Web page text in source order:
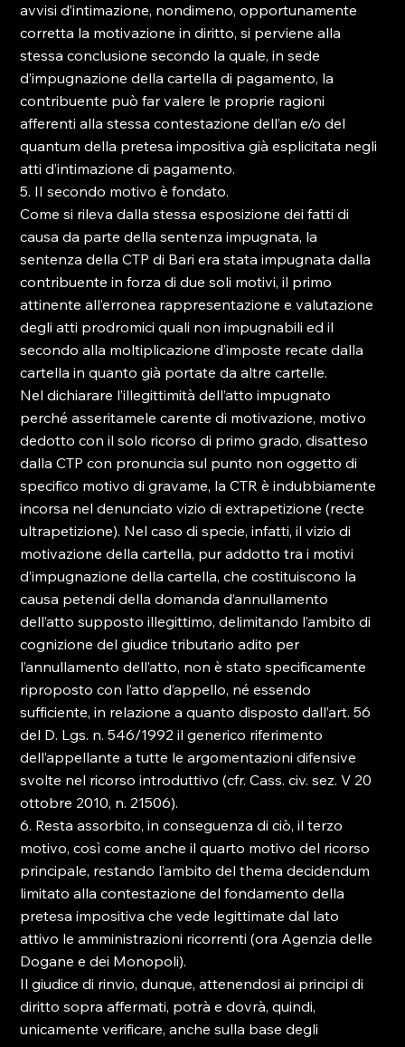
avvisi d’intimazione, nondimeno, opportunamente
corretta la motivazione in diritto, si perviene alla
stessa conclusione secondo la quale, in sede
d’impugnazione della cartella di pagamento, la
contribuente può far valere le proprie ragioni
afferenti alla stessa contestazione dell’an e/o del
quantum della pretesa impositiva già esplicitata negli
atti d’intimazione di pagamento.
5. II secondo motivo è fondato.
Come si rileva dalla stessa esposizione dei fatti di
causa da parte della sentenza impugnata, la
sentenza della CTP di Bari era stata impugnata dalla
contribuente in forza di due soli motivi, il primo
attinente all’erronea rappresentazione e valutazione
degli atti prodromici quali non impugnabili ed il
secondo alla moltiplicazione d’imposte recate dalla
cartella in quanto già portate da altre cartelle.
Nel dichiarare l’illegittimità dell’atto impugnato
perché asseritamele carente di motivazione, motivo
dedotto con il solo ricorso di primo grado, disatteso
dalla CTP con pronuncia sul punto non oggetto di
specifico motivo di gravame, la CTR è indubbiamente
incorsa nel denunciato vizio di extrapetizione (recte
ultrapetizione). Nel caso di specie, infatti, il vizio di
motivazione della cartella, pur addotto tra i motivi
d’impugnazione della cartella, che costituiscono la
causa petendi della domanda d’annullamento
dell’atto supposto illegittimo, delimitando l’ambito di
cognizione del giudice tributario adito per
l’annullamento dell’atto, non è stato specificamente
riproposto con l’atto d’appello, né essendo
sufficiente, in relazione a quanto disposto dall’art. 56
del D. Lgs. n. 546/1992 il generico riferimento
dell’appellante a tutte le argomentazioni difensive
svolte nel ricorso introduttivo (cfr. Cass. civ. sez. V 20
ottobre 2010, n. 21506).
6. Resta assorbito, in conseguenza di ciò, il terzo
motivo, così come anche il quarto motivo del ricorso
principale, restando l’ambito del thema decidendum
limitato alla contestazione del fondamento della
pretesa impositiva che vede legittimate dal lato
attivo le amministrazioni ricorrenti (ora Agenzia delle
Dogane e dei Monopoli).
Il giudice di rinvio, dunque, attenendosi ai principi di
diritto sopra affermati, potrà e dovrà, quindi,
unicamente verificare, anche sulla base degli